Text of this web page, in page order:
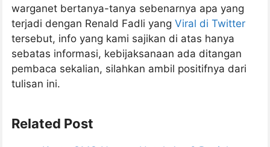
warganet bertanya-tanya sebenarnya apa yang
terjadi dengan Renald Fadli yang Viral di Twitter
tersebut, info yang kami sajikan di atas hanya
sebatas informasi, kebijaksanaan ada ditangan
pembaca sekalian, silahkan ambil positifnya dari
tulisan ini.
Related Post